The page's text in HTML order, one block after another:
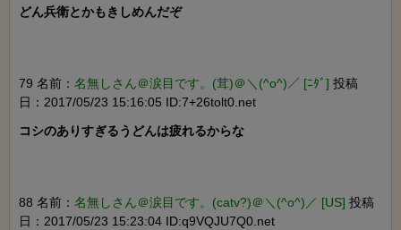
どん兵衛とかもきしめんだぞ
79 名前： 名無しさん＠涙目です。(茸)＠＼(^o^)／ [ﾆﾀﾞ] 投稿
日：2017/05/23 15:16:05 ID:7+26tolt0.net
コシのありすぎるうどんは疲れるからな
88 名前： 名無しさん＠涙目です。(catv?)＠＼(^o^)／ [US] 投稿
日：2017/05/23 15:23:04 ID:q9VQJU7Q0.net